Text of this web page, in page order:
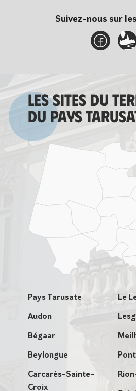
Suivez-nous sur
Les sites du
du Pays
Pays Tarusate
Audon
Bégaar
Beylongue
Carcarès-Sainte-
Croix
Le